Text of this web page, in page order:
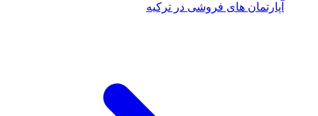
آپارتمان های فروشی در ترکیه